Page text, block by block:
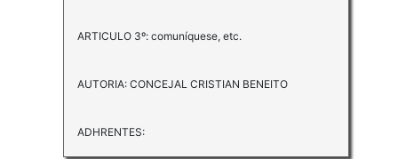
ARTICULO 3º: comuníquese, etc.
AUTORIA: CONCEJAL CRISTIAN BENEITO
ADHRENTES: